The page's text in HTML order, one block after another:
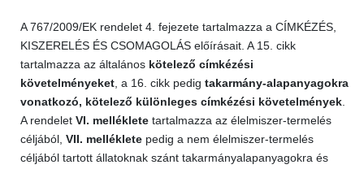
A 767/2009/EK rendelet 4. fejezete tartalmazza a CÍMKÉZÉS,
KISZERELÉS ÉS CSOMAGOLÁS előírásait. A 15. cikk
tartalmazza az általános kötelező címkézési
követelményeket, a 16. cikk pedig takarmány-alapanyagokra
vonatkozó, kötelező különleges címkézési követelmények.
A rendelet VI. melléklete tartalmazza az élelmiszer-termelés
céljából, VII. melléklete pedig a nem élelmiszer-termelés
céljából tartott állatoknak szánt takarmányalapanyagokra és